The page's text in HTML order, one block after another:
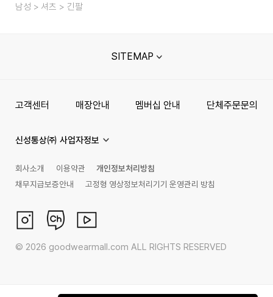
남성 셔츠 긴팔
SITEMAP
고객센터 매장안내 멤버십 안내 단체주문문의
신성통상㈜ 사업자정보
회사소개 이용약관
개인정보처리방침
채무지급보증안내
고정형 영상정보처리기기 운영관리 방침
© 2026 goodwearmall.com ALL RIGHTS RESERVED